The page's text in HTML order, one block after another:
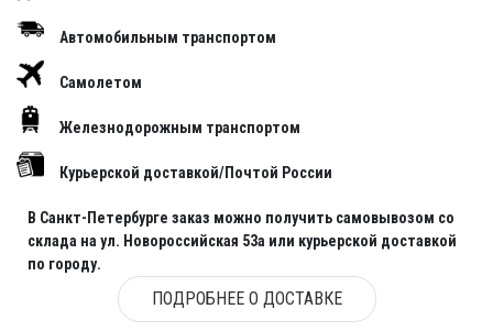
Передача: вперед/нейтраль/назад
Управление: румпельное
Материал винта: алюминий
Топливо: бензин АИ-92 + масло для
двухтактных двигателей
Емкость топливного бака: 4,3 литра
Рекомендуемая высота транца: 381 мм
Автомобильным транспортом
Самолетом
Железнодорожным транспортом
Курьерской доставкой/Почтой России
В Санкт-Петербурге заказ можно получить самовывозом со
склада на ул. Новороссийская 53а или курьерской доставкой
по городу.
ПОДРОБНЕЕ О ДОСТАВКЕ